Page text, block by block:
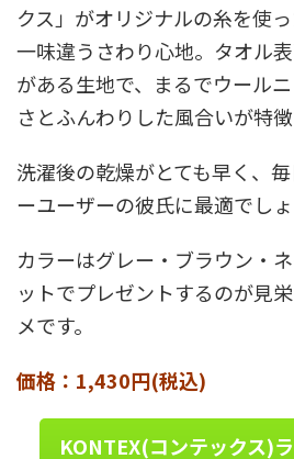
クス」がオリジナルの糸を使
一味違うさわり心地。タオル
がある生地で、まるでウール
さとふんわりした風合いが特徴
洗濯後の乾燥がとても早く、
ーユーザーの彼氏に最適でしょ
カラーはグレー・ブラウン・
ットでプレゼントするのが見
メです。
価格：1,430円(税込)
KONTEX(コンテックス)